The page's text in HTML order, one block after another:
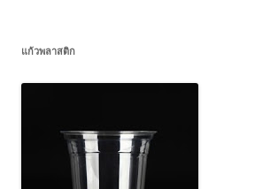
แก้วพลาสติก